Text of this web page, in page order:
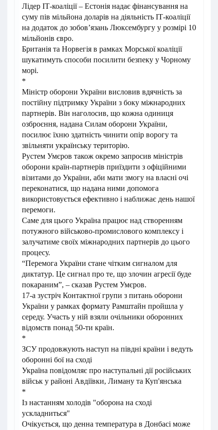
Лідер ІТ-коаліції – Естонія надає фінансування на
суму пів мільйона доларів на діяльність ІТ-коаліції
на додаток до зобов’язань Люксембургу у розмірі 10
мільйонів євро.
Британія та Норвегія в рамках Морської коаліції
шукатимуть способи посилити безпеку у Чорному
морі.
*
Міністр оборони України висловив вдячність за
постійну підтримку України з боку міжнародних
партнерів. Він наголосив, що кожна одиниця
озброєння, надана Силам оборони України,
посилює їхню здатність чинити опір ворогу та
звільняти українську територію.
Рустем Умєров також окремо запросив міністрів
оборони країн-партнерів приїздити з офіційними
візитами до України, аби мати змогу на власні очі
переконатися, що надана ними допомога
використовується ефективно і наближає день нашої
перемоги.
Саме для цього Україна працює над створенням
потужного військово-промислового комплексу і
залучатиме своїх міжнародних партнерів до цього
процесу.
“Перемога України стане чітким сигналом для
диктатур. Це сигнал про те, що злочин агресії буде
покараним”, – сказав Рустем Умєров.
17-а зустріч Контактної групи з питань оборони
України у рамках формату Рамштайн пройшла у
середу. Участь у ній взяли очільники оборонних
відомств понад 50-ти країн.
*
ЗСУ продовжують наступ на півдні країни і ведуть
оборонні бої на сході
Україна повідомляє про наступальні дії російських
військ у районі Авдіївки, Лиману та Куп'янська
*
Із настанням холодів "оборона на сході
ускладниться"
Очікується, що денна температура в Донбасі може